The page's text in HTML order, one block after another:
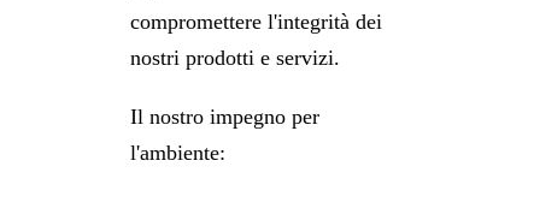
compromettere l'integrità dei
nostri prodotti e servizi.
Il nostro impegno per
l'ambiente: